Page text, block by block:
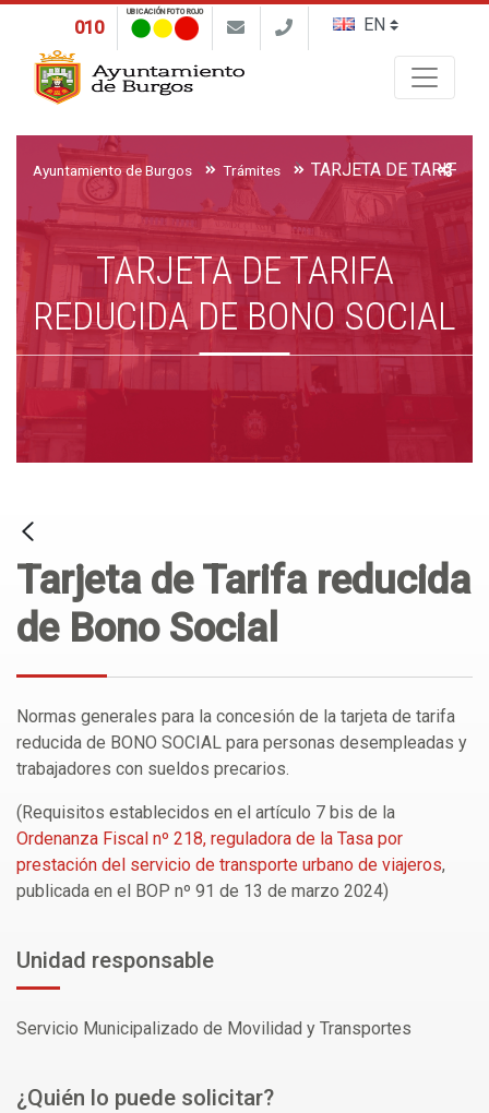
010
UBICACIÓN FOTO ROJO
Ayuntamiento de Burgos Trámites
TARJETA DE TARIFA
REDUCIDA DE BONO SOCIAL
Tarjeta de Tarifa reducida
de Bono Social
Normas generales para la concesión de la tarjeta de tarifa
reducida de BONO SOCIAL para personas desempleadas y
trabajadores con sueldos precarios.
(Requisitos establecidos en el artículo 7 bis de la
Ordenanza Fiscal nº 218, reguladora de la Tasa por
prestación del servicio de transporte urbano de viajeros,
publicada en el BOP nº 91 de 13 de marzo 2024)
Unidad responsable
Servicio Municipalizado de Movilidad y Transportes
¿Quién lo puede solicitar?